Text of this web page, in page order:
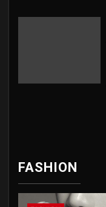
FASHION